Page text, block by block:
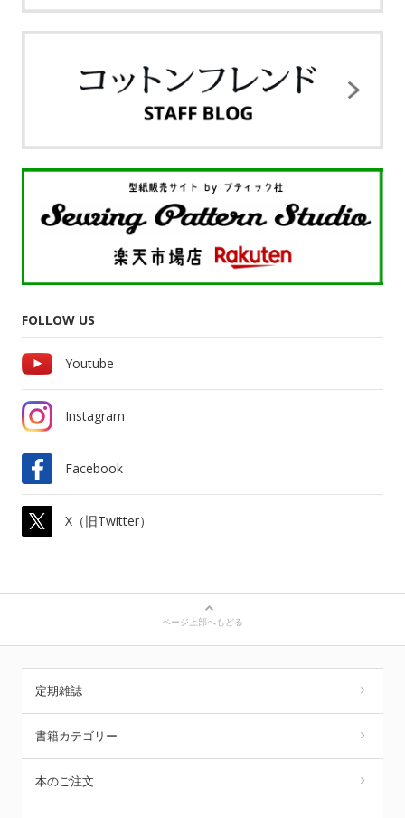
FOLLOW US
Youtube
Instagram
Facebook
X（旧Twitter）
ページ上部へもどる
定期雑誌
書籍カテゴリー
本のご注文